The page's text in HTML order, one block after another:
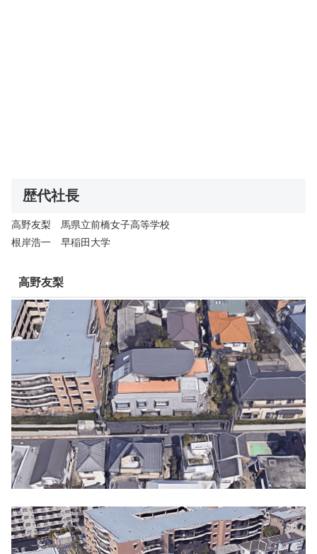
歴代社長
高野友梨 馬県立前橋女子高等学校
根岸浩一 早稲田大学
高野友梨